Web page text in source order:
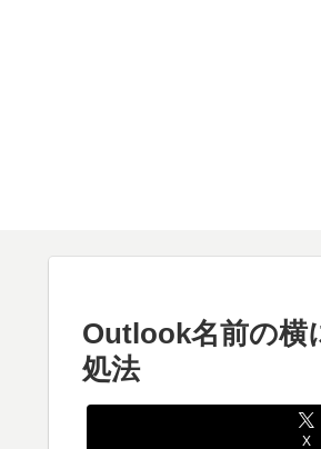
Outlook名前の横
処法
X